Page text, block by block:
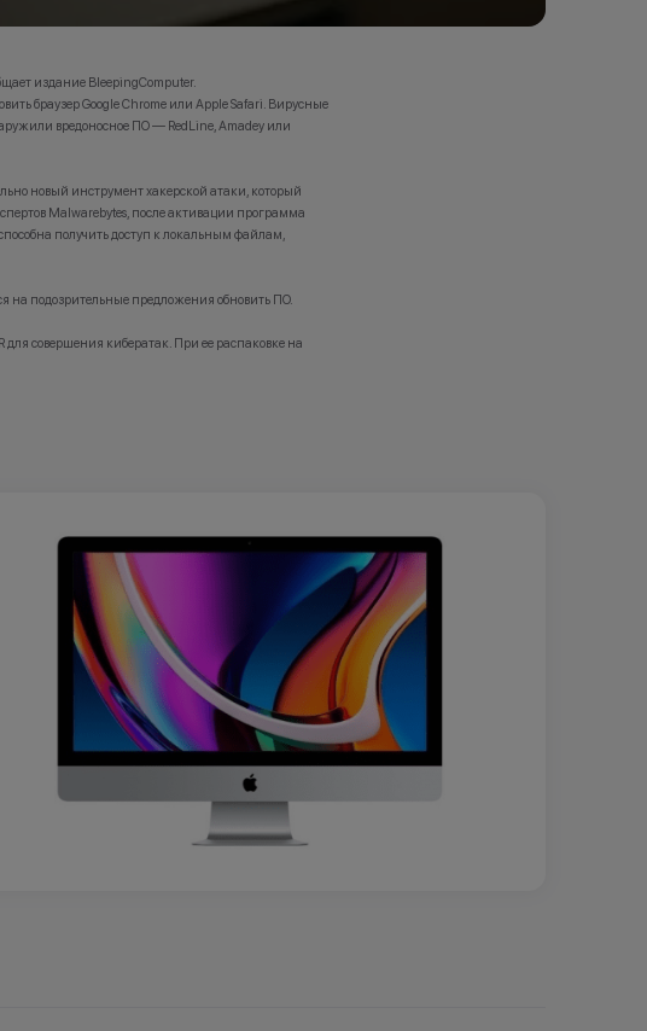
издание BleepingComputer.
браузер Google Chrome или Apple Safari. Вирусные
вредоносное ПО — RedLine, Amadey или
новый инструмент хакерской атаки, который
Malwarebytes, после активации программа
получить доступ к локальным файлам,
на подозрительные предложения обновить ПО.
совершения кибератак. При ее распаковке на